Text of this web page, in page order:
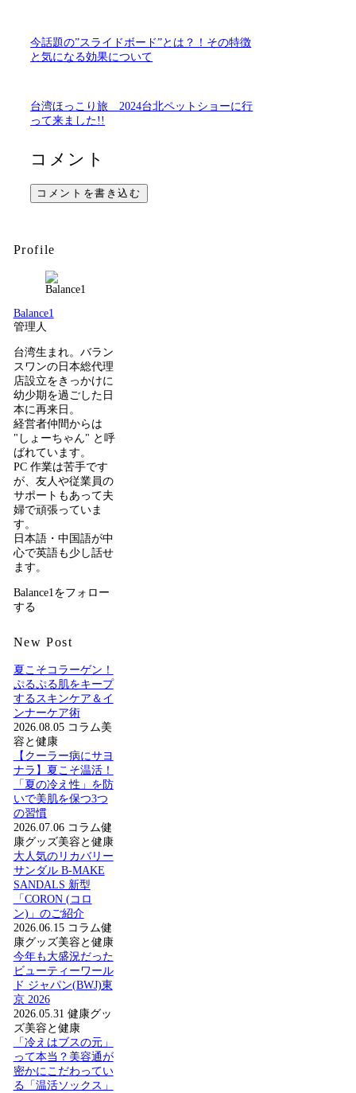
今話題の”スライドボード”とは？！その特徴
と気になる効果について
台湾ほっこり旅 2024台北ペットショーに行
って来ました!!
コメント
コメントを書き込む
Profile
Balance1
管理人
台湾生まれ。バラン
スワンの日本総代理
店設立をきっかけに
幼少期を過ごした日
本に再来日。
経営者仲間からは
"しょーちゃん" と呼
ばれています。
PC 作業は苦手です
が、友人や従業員の
サポートもあって夫
婦で頑張っていま
す。
日本語・中国語が中
心で英語も少し話せ
ます。
Balance1をフォロー
する
New Post
夏こそコラーゲン！
ぷるぷる肌をキープ
するスキンケア＆イ
ンナーケア術
2026.08.05 コラム美
容と健康
【クーラー病にサヨ
ナラ】夏こそ温活！
「夏の冷え性」を防
いで美肌を保つ3つ
の習慣
2026.07.06 コラム健
康グッズ美容と健康
大人気のリカバリー
サンダル B-MAKE
SANDALS 新型
「CORON (コロ
ン)」のご紹介
2026.06.15 コラム健
康グッズ美容と健康
今年も大盛況だった
ビューティーワール
ド ジャパン(BWJ)東
京 2026
2026.05.31 健康グッ
ズ美容と健康
「冷えはブスの元」
って本当？美容通が
密かにこだわってい
る「温活ソックス」